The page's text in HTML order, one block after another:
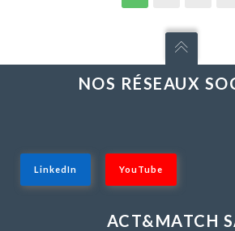
NOS RÉSEAUX
LinkedIn YouTube
ACT&MATCH